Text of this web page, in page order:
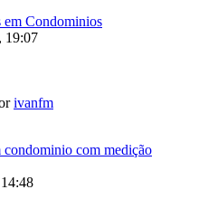
em Condominios
19:07
ivanfm
condominio com medição